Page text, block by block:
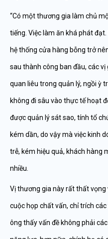
“Có một thương gia làm chủ
tiếng. Việc làm ăn khá phát
hệ thống cửa hàng bỗng trở
sau thành công ban đầu, các
quan liêu trong quản lý, ngồi ỳ
không đi sâu vào thực tế hoạt
được quản lý sát sao, tính tổ
kém dần, do vậy mà việc kinh
trễ, kém hiệu quả, khách hàng
nhiều.
Vị thương gia này rất thất vọng
cuộc họp chất vấn, chỉ trích
ông thấy vấn đề không phải